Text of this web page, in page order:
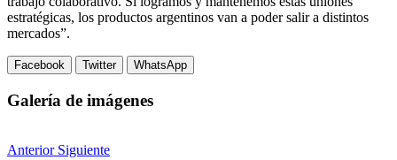
estratégicas, los productos argentinos van a poder salir a distintos
mercados”.
Facebook Twitter WhatsApp
Galería de imágenes
Anterior Siguiente